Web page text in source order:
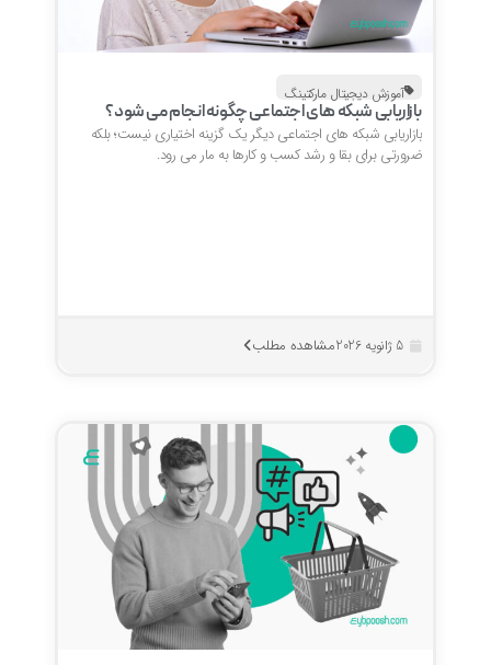
آموزش دیجیتال مارکتینگ
بازاریابی شبکه های اجتماعی چگونه انجام می شود؟
بازاریابی شبکه های اجتماعی دیگر یک گزینه اختیاری نیست؛ بلکه
ضرورتی برای بقا و رشد کسب و کارها به مار می رود.
مشاهده مطلب